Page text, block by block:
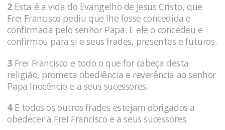
2 Esta é a vida do Evangelho de Jesus Cristo, que
Frei Francisco pediu que lhe fosse concedida e
confirmada pelo senhor Papa. E ele o concedeu e
confirmou para si e seus frades, presentes e futuros.
3 Frei Francisco e todo o que for cabeça desta
religião, prometa obediência e reverência ao senhor
Papa Inocêncio e a seus sucessores.
4E todos os outros frades estejam obrigados a
obedecer a Frei Francisco e a seus sucessores.